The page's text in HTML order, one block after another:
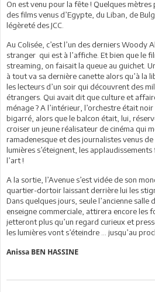
On est venu pour la fête ! Quelques
des films venus d’Egypte, du Liban, de
légèreté des JCC.
Au Colisée, c’est l’un des derniers Woody
stranger qui est à l’affiche. Et bien que le
streaming, on faisait la queue au guichet.
à tout va sa dernière canette alors qu’à la
les lecteurs d’un soir qui découvrent des
étrangers. Qui avait dit que culture et
ménage ? A l’intérieur, l’orchestre était
bigarré, alors que le balcon était, lui,
croiser un jeune réalisateur de cinéma qui
ramadenesque et des journalistes venus
lumières s’éteignent, les
l’art !
A la sortie, l’Avenue s’est vidée de son
quartier-dortoir laissant derrière lui les
Dans quelques jours, seule l’ancienne
enseigne commerciale, attirera encore les
jetteront plus qu’un regard curieux et
les lumières vont s’éteindre … jusqu’au
Anissa BEN HASSINE